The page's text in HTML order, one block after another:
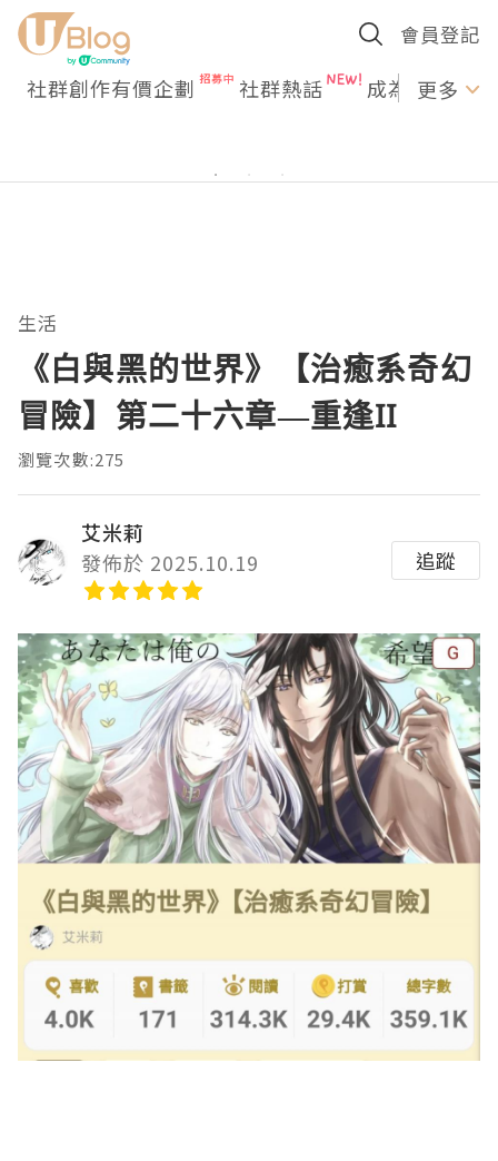
會員登記
社群創作有價企劃 社群熱話 成為U更多
生活
《白與黑的世界》【治癒系奇幻
冒險】第二十六章—重逢II
瀏覽次數:275
艾米莉
發佈於 2025.10.19
追蹤